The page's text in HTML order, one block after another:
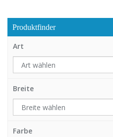
Produktfinder
Art
Breite
Farbe